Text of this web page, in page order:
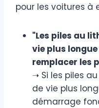
pour les voitures à
"Les piles au
vie plus
remplacer les
➝ Si les piles
de vie plus
démarrage